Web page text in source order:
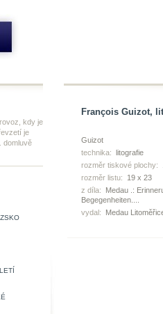
kdy je
je
domluvě
François Guizot,
Guizot
technika: litografie
rozměr tiskové plochy:
rozměr listu:
19 x 23
z díla:
Medau .:
Begegenheiten....
vydal:
Medau